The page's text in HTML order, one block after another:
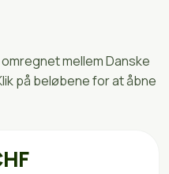
mellem Danske
på beløbene for at åbne